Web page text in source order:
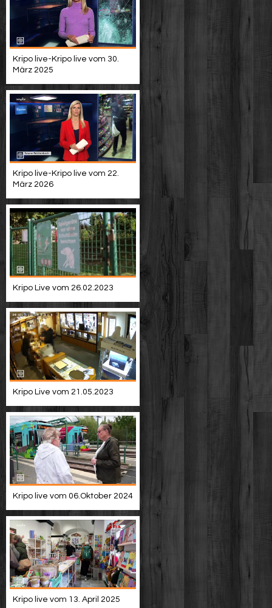
Kripo live-Kripo live vom 30.
März 2025
Kripo live-Kripo live vom 22.
März 2026
Kripo Live vom 26.02.2023
Kripo Live vom 21.05.2023
Kripo live vom 06.Oktober 2024
Kripo live vom 13. April 2025